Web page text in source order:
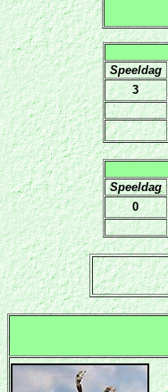
Speeldag
3
Speeldag
0